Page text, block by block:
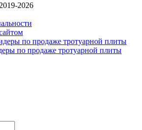
2026
по продаже тротуарной плиты